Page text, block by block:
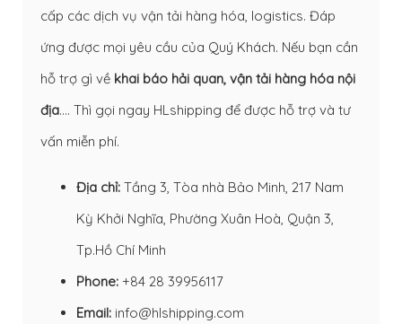
cấp các dịch vụ vận tải hàng hóa, logistics. Đáp
ứng được mọi yêu cầu của Quý Khách. Nếu bạn cần
hỗ trợ gì về khai báo hải quan, vận tải hàng hóa nội
địa…. Thì gọi ngay HLshipping để được hỗ trợ và tư
vấn miễn phí.
Địa chỉ: Tầng 3, Tòa nhà Bảo Minh, 217 Nam
Kỳ Khởi Nghĩa, Phường Xuân Hoà, Quận 3,
Tp.Hồ Chí Minh
Phone: +84 28 39956117
Email: info@hlshipping.com